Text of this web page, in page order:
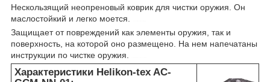
Нескользящий неопреновый коврик для чистки оружия. Он
маслостойкий и легко моется.
Защищает от повреждений как элементы оружия, так и
поверхность, на которой оно размещено. На нем напечатаны
инструкции по чистке оружия.
Характеристики Helikon-tex AC-